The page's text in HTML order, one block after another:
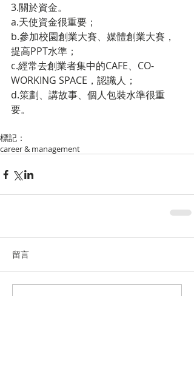
3.關於資金。
a.天使資金很重要；
b.參加校園創業大賽、媒體創業大賽，
提高PPT水準；
c.經常去創業者集中的CAFE、CO-
WORKING SPACE，認識人；
d.策劃、講故事、個人包裝水準很重
要。
標記：
career & management
留言